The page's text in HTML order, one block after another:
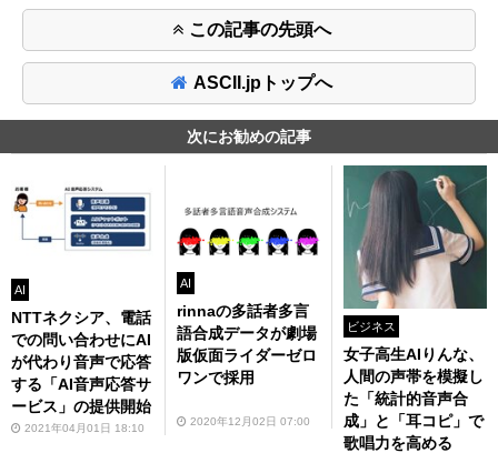
この記事の先頭へ
ASCII.jpトップへ
次にお勧めの記事
AI
NTTネクシア、電話
での問い合わせにAI
が代わり音声で応答
する「AI音声応答サ
ービス」の提供開始
2021年04月01日 18:10
AI
rinnaの多話者多言
語合成データが劇場
版仮面ライダーゼロ
ワンで採用
2020年12月02日 07:00
ビジネス
女子高生AIりんな、
人間の声帯を模擬し
た「統計的音声合
成」と「耳コピ」で
歌唱力を高める